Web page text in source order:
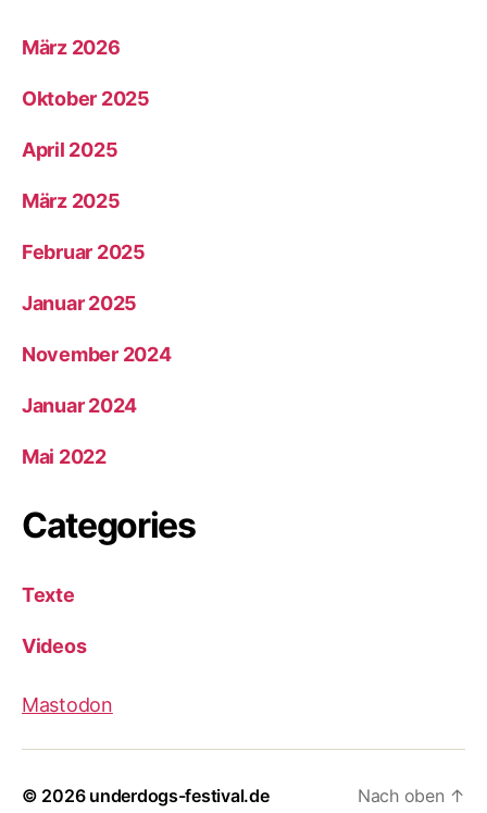
März 2026
Oktober 2025
April 2025
März 2025
Februar 2025
Januar 2025
November 2024
Januar 2024
Mai 2022
Categories
Texte
Videos
Mastodon
© 2026 underdogs-festival.de Nach oben ↑